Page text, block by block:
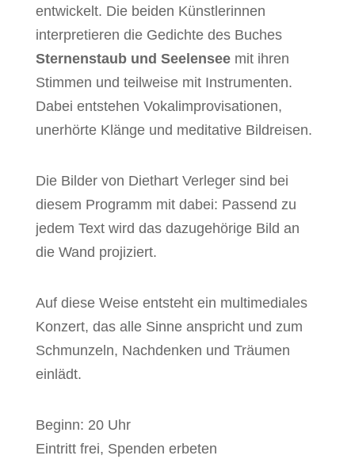
entwickelt. Die beiden Künstlerinnen
interpretieren die Gedichte des Buches
Sternenstaub und Seelenseemit ihren
Stimmen und teilweise mit Instrumenten.
Dabei entstehen Vokalimprovisationen,
unerhörte Klänge und meditative Bildreisen.
Die Bilder von Diethart Verleger sind bei
diesem Programm mit dabei: Passend zu
jedem Text wird das dazugehörige Bild an
die Wand projiziert.
Auf diese Weise entsteht ein multimediales
Konzert, das alle Sinne anspricht und zum
Schmunzeln, Nachdenken und Träumen
einlädt.
Beginn: 20 Uhr
Eintritt frei, Spenden erbeten